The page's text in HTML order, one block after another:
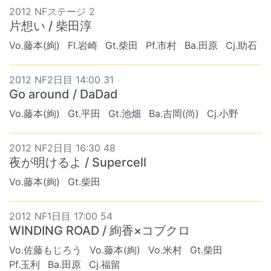
2012 NFステージ 2
片想い / 柴田淳
Vo.藤本(絢) Fl.岩崎 Gt.柴田 Pf.市村 Ba.田原 Cj.助石
2012 NF2日目 14:00 31
Go around / DaDad
Vo.藤本(絢) Gt.平田 Gt.池畑 Ba.吉岡(尚) Cj.小野
2012 NF2日目 16:30 48
夜が明けるよ / Supercell
Vo.藤本(絢) Gt.柴田
2012 NF1日目 17:00 54
WINDING ROAD / 絢香×コブクロ
Vo.佐藤もじろう Vo.藤本(絢) Vo.米村
Gt.柴田
Pf.玉利
Ba.田原 Cj.福留